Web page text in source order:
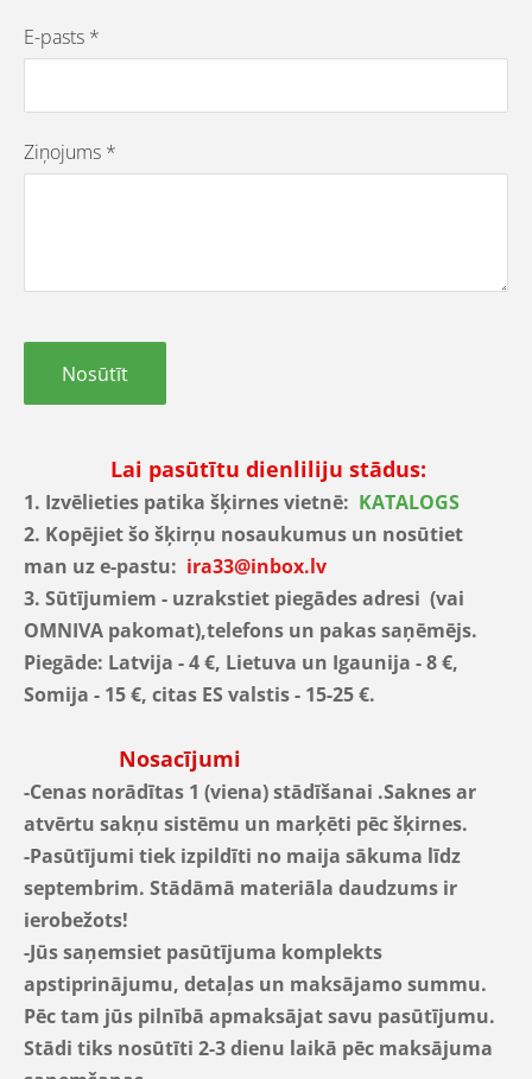
E-pasts *
Ziņojums *
Lai pasūtītu dienliliju stādus:
1. Izvēlieties patika šķirnes vietnē: KATALOGS
2. Kopējiet šo šķirņu nosaukumus un nosūtiet
man uz e-pastu: ira33@inbox.lv
3. Sūtījumiem - uzrakstiet piegādes adresi (vai
OMNIVA pakomat),telefons un pakas saņēmējs.
Piegāde: Latvija - 4 €, Lietuva un Igaunija - 8 €,
Somija - 15 €, citas ES valstis - 15-25 €.
Nosacījumi
-Cenas norādītas 1 (viena) stādīšanai .Saknes ar
atvērtu sakņu sistēmu un marķēti pēc šķirnes.
-Pasūtījumi tiek izpildīti no maija sākuma līdz
septembrim. Stādāmā materiāla daudzums ir
ierobežots!
-Jūs saņemsiet pasūtījuma komplekts
apstiprinājumu, detaļas un maksājamo summu.
Pēc tam jūs pilnībā apmaksājat savu pasūtījumu.
Stādi tiks nosūtīti 2-3 dienu laikā pēc maksājuma